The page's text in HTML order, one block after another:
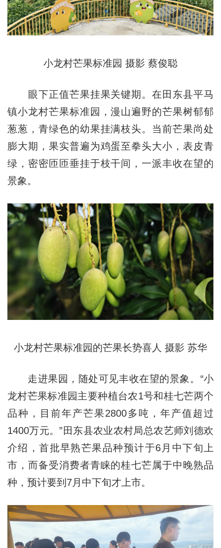
小龙村芒果标准园 摄影 蔡俊聪
眼下正值芒果挂果关键期。在田东县平马
镇小龙村芒果标准园，漫山遍野的芒果树郁郁
葱葱，青绿色的幼果挂满枝头。当前芒果尚处
膨大期，果实普遍为鸡蛋至拳头大小，表皮青
绿，密密匝匝垂挂于枝干间，一派丰收在望的
景象。
小龙村芒果标准园的芒果长势喜人 摄影 苏华
走进果园，随处可见丰收在望的景象。“小
龙村芒果标准园主要种植台农1号和桂七芒两个
品种，目前年产芒果2800多吨，年产值超过
1400万元。”田东县农业农村局总农艺师刘德欢
介绍，首批早熟芒果品种预计于6月中下旬上
市，而备受消费者青睐的桂七芒属于中晚熟品
种，预计要到7月中下旬才上市。